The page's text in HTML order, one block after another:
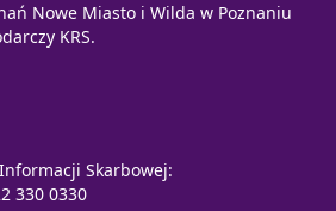
Nowe Miasto i Wilda w Poznaniu
KRS.
Skarbowej:
330 0330